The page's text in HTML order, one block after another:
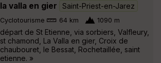
la valla en gier Saint-Priest-en-Jarez
Cyclotourisme 64 km 1090 m
départ de St Etienne, via sorbiers, Valfleury,
st chamond, La Valla en gier, Croix de
chaubouret, le Bessat, Rochetaillée, saint
etienne. »